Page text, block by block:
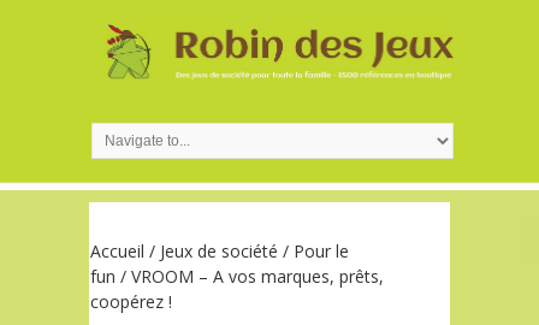
Accueil / Jeux de société / Pour le
fun / VROOM – A vos marques, prêts,
coopérez !